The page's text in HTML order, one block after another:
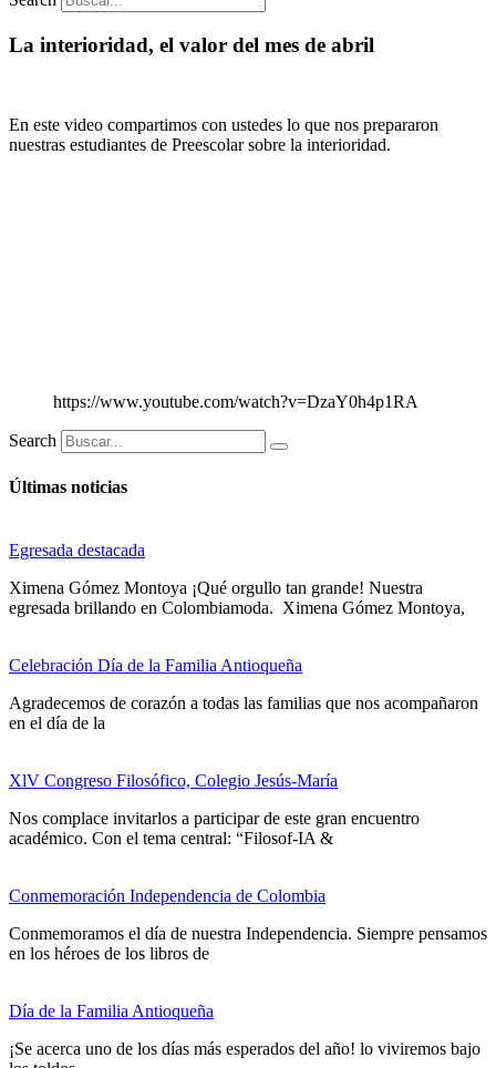
La interioridad, el valor del mes de abril
En este video compartimos con ustedes lo que nos prepararon
nuestras estudiantes de Preescolar sobre la interioridad.
https://www.youtube.com/watch?v=DzaY0h4p1RA
Search
Últimas noticias
Egresada destacada
Ximena Gómez Montoya ¡Qué orgullo tan grande! Nuestra
egresada brillando en Colombiamoda. Ximena Gómez Montoya,
Celebración Día de la Familia Antioqueña
Agradecemos de corazón a todas las familias que nos acompañaron
en el día de la
XlV Congreso Filosófico, Colegio Jesús-María
Nos complace invitarlos a participar de este gran encuentro
académico. Con el tema central: “Filosof-IA &
Conmemoración Independencia de Colombia
Conmemoramos el día de nuestra Independencia. Siempre pensamos
en los héroes de los libros de
Día de la Familia Antioqueña
¡Se acerca uno de los días más esperados del año! lo viviremos bajo